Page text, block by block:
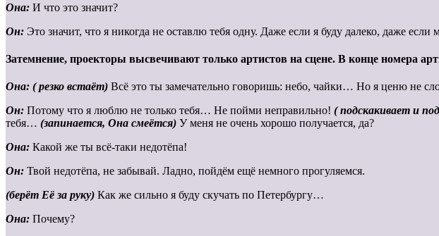
Она: И что это значит?
Он: Это значит, что я никогда не оставлю тебя одну. Даже если я буду далеко, даже
Затемнение, проекторы высвечивают только артистов на сцене. В конце номера
Она: ( резко встаёт) Всё это ты замечательно говоришь: небо, чайки… Но я ценю не
Он: Потому что я люблю не только тебя… Не пойми неправильно! ( подскакивает и
тебя… (запинается, Она смеётся) У меня не очень хорошо получается, да?
Она: Какой же ты всё-таки недотёпа!
Он: Твой недотёпа, не забывай. Ладно, пойдём ещё немного прогуляемся.
(берёт Её за руку) Как же сильно я буду скучать по Петербургу…
Она: Почему?